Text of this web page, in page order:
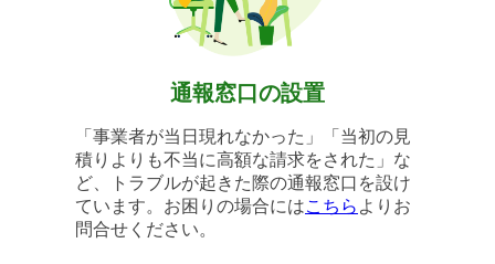
通報窓口の設置
「事業者が当日現れなかった」「当初の見
積りよりも不当に高額な請求をされた」な
ど、トラブルが起きた際の通報窓口を設け
ています。お困りの場合にはこちら よりお
問合せください。